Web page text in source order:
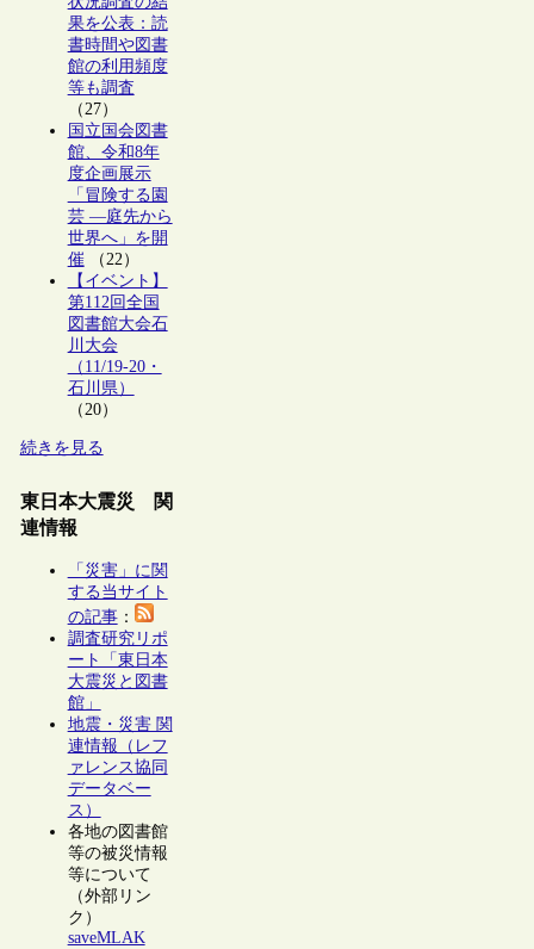
果を公表：読
書時間や図書
館の利用頻度
等も調査
（27）
国立国会図書
館、令和8年
度企画展示
「冒険する園
芸 ―庭先から
世界へ」を開
催（22）
【イベント】
第112回全国
図書館大会石
川大会
（11/19-20・
石川県）
（20）
続きを見る
東日本大震災 関
連情報
「災害」に関
する当サイト
の記事：
調査研究リポ
ート「東日本
大震災と図書
館」
地震・災害 関
連情報（レフ
ァレンス協同
データベー
ス）
各地の図書館
等の被災情報
等について
（外部リン
ク）
saveMLAK